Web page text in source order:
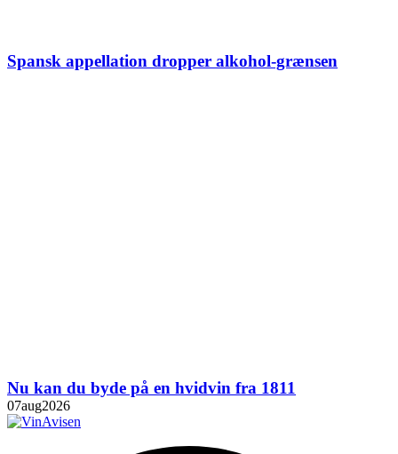
Spansk appellation dropper alkohol-grænsen
Nu kan du byde på en hvidvin fra 1811
07aug2026